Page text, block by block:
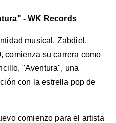
- WK Records
musical, Zabdiel,
comienza su carrera como
"Aventura", una
con la estrella pop de
comienzo para el artista